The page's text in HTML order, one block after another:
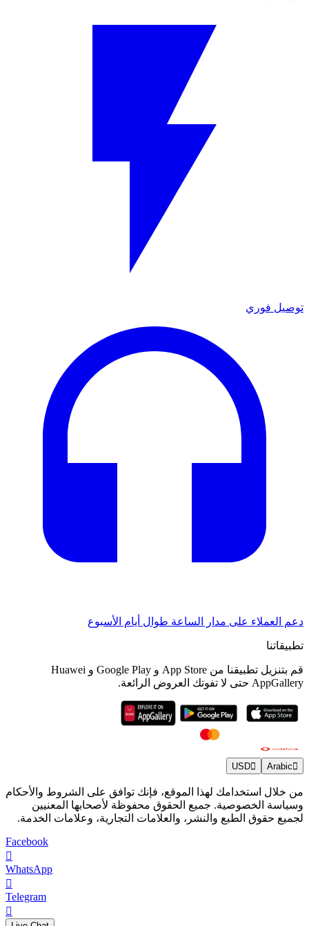
توصيل فوري
دعم العملاء على مدار الساعة طوال أيام الأسبوع
تطبيقاتنا
قم بتنزيل تطبيقنا من App Store و Google Play و Huawei
AppGallery حتى لا تفوتك العروض الرائعة.
Arabic
USD
من خلال استخدامك لهذا الموقع، فإنك توافق على الشروط والأحكام
وسياسة الخصوصية. جميع الحقوق محفوظة لأصحابها المعنيين
لجميع حقوق الطبع والنشر، والعلامات التجارية، وعلامات الخدمة.
Facebook
WhatsApp
Telegram